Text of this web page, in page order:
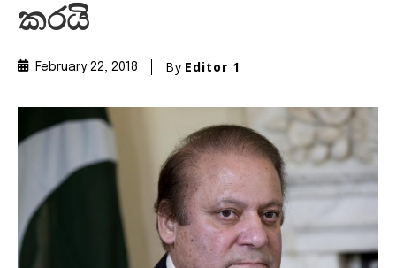
කරයි
February 22, 2018 By Editor 1